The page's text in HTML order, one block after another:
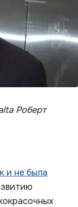
Роберт
и не была